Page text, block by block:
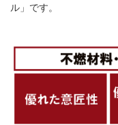
ル」です。